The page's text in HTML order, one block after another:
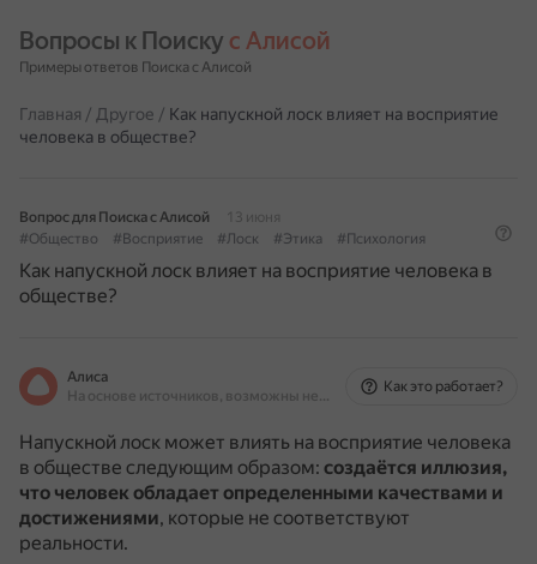
Вопросы к Поиску с Алисой
Примеры ответов Поиска с Алисой
Главная / Другое / Как напускной лоск влияет на восприятие
человека в обществе?
Вопрос для Поиска с Алисой
13 июня
#Общество
#Восприятие #Лоск #Этика #Психология
Как напускной лоск влияет на восприятие человека в
обществе?
Алиса
На основе источников, возможны неточности
Как это работает?
Напускной лоск может влиять на восприятие человека
в обществе следующим образом: создаётся иллюзия,
что человек обладает определенными качествами и
достижениями, которые не соответствуют
реальности.